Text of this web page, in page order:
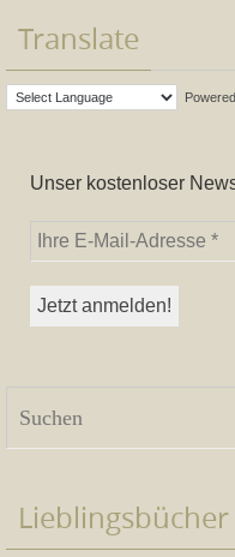
Translate
Unser kostenloser
Lieblingsbücher